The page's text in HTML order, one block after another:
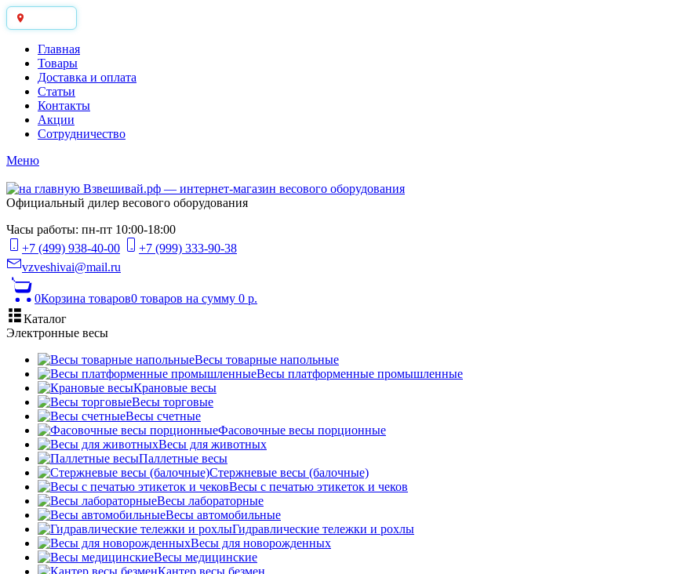
Главная
Товары
Доставка и оплата
Статьи
Контакты
Акции
Сотрудничество
Меню
Официальный дилер весового оборудования
Часы работы: пн-пт 10:00-18:00
+7 (499) 938-40-00
+7 (999) 333-90-38
vzveshivai@mail.ru
0Корзина товаров0 товаров на сумму 0 р.
Каталог
Электронные весы
Весы товарные напольные
Весы платформенные промышленные
Крановые весы
Весы торговые
Весы счетные
Фасовочные весы порционные
Весы для животных
Паллетные весы
Стержневые весы (балочные)
Весы c печатью этикеток и чеков
Весы лабораторные
Весы автомобильные
Гидравлические тележки и рохлы
Весы для новорожденных
Весы медицинские
Кантер весы безмен